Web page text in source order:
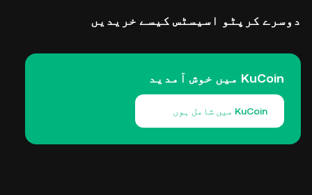
دوسرے کرپٹو اسیسٹس کیسے خریدیں
KuCoin میں خوش آمدید
KuCoin میں شامل ہوں